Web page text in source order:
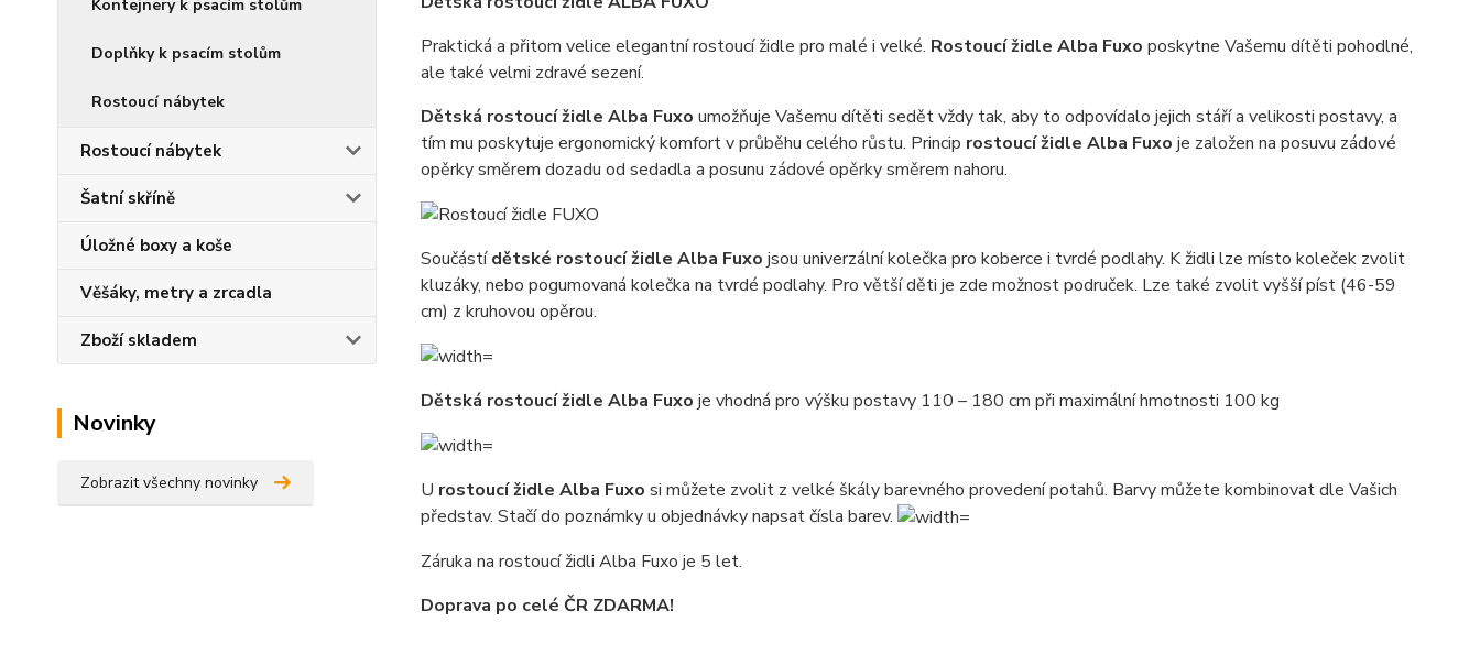
Kontejnery k psacím stolům
Doplňky k psacím stolům
Rostoucí nábytek
Rostoucí nábytek
Šatní skříně
Úložné boxy a koše
Věšáky, metry a zrcadla
Zboží skladem
Novinky
Zobrazit všechny novinky
Praktická a přitom velice elegantní rostoucí židle pro malé i velké. Rostoucí židle Alba Fuxo poskytne Vašemu dítěti pohodlné,
ale také velmi zdravé sezení.
Dětská rostoucí židle Alba Fuxo umožňuje Vašemu dítěti sedět vždy tak, aby to odpovídalo jejich stáří a velikosti postavy, a
tím mu poskytuje ergonomický komfort v průběhu celého růstu. Princip rostoucí židle Alba Fuxo je založen na posuvu zádové
opěrky směrem dozadu od sedadla a posunu zádové opěrky směrem nahoru.
Součástídětské rostoucí židle Alba Fuxo jsou univerzální kolečka pro koberce i tvrdé podlahy. K židli lze místo koleček zvolit
kluzáky, nebo pogumovaná kolečka na tvrdé podlahy. Pro větší děti je zde možnost područek. Lze také zvolit vyšší píst (46-59
cm) z kruhovou opěrou.
Dětská rostoucí židle Alba Fuxo je vhodná pro výšku postavy 110 – 180 cm při maximální hmotnosti 100 kg
U rostoucí židle Alba Fuxo si můžete zvolit z velké škály barevného provedení potahů. Barvy můžete kombinovat dle Vašich
představ. Stačí do poznámky u objednávky napsat čísla barev.
Záruka na rostoucí židli Alba Fuxo je 5 let.
Doprava po celé ČR ZDARMA!